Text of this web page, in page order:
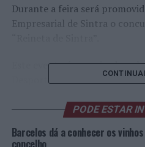
Durante a feira será
Empresarial de Sintra o
Este evento é organizado
Desportiva de Fontanelas e
João das Lampas e Terrugem,
PODE ESTAR
Barcelos dá a conhecer os
concelho